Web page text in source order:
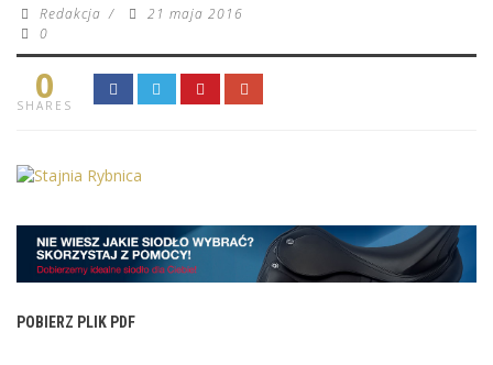
Redakcja /
21 maja 2016
0
0
SHARES
POBIERZ PLIK PDF